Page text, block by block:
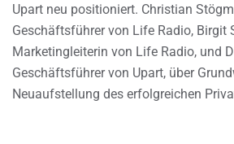
Upart neu positioniert. Christian
Geschäftsführer von Life Radio, Birgit
Marketingleiterin von Life Radio, und
Geschäftsführer von Upart, über
Neuaufstellung des erfolgreichen